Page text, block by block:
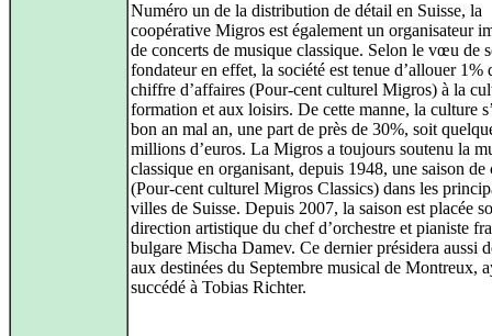
Numéro un de la distribution de détail en Suisse, la
coopérative Migros est également un organisateur
de concerts de musique classique. Selon le vœu de
fondateur en effet, la société est tenue d’allouer 1%
chiffre d’affaires (Pour-cent culturel Migros) à la
formation et aux loisirs. De cette manne, la culture
bon an mal an, une part de près de 30%, soit
millions d’euros. La Migros a toujours soutenu la
classique en organisant, depuis 1948, une saison de
(Pour-cent culturel Migros Classics) dans les
villes de Suisse. Depuis 2007, la saison est placée
direction artistique du chef d’orchestre et pianiste
bulgare Mischa Damev. Ce dernier présidera aussi
aux destinées du Septembre musical de Montreux,
succédé à Tobias Richter.